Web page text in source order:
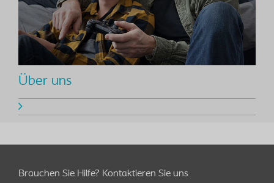
Über uns
Brauchen Sie Hilfe? Kontaktieren Sie uns